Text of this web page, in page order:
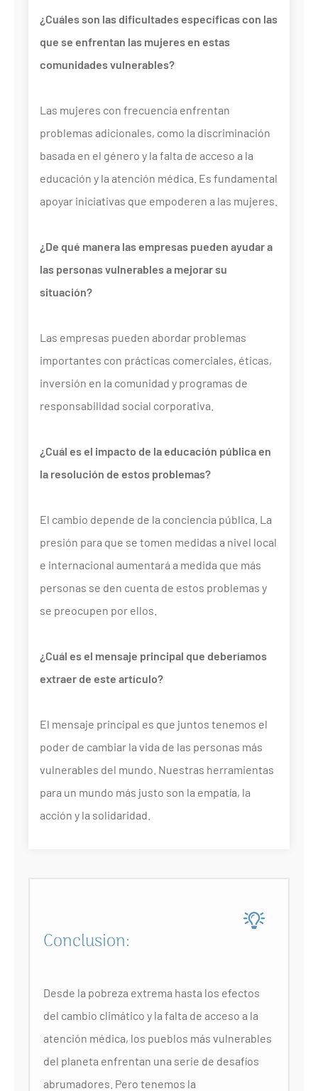
¿Cuáles son las dificultades específicas con las
que se enfrentan las mujeres en estas
comunidades vulnerables?
Las mujeres con frecuencia enfrentan
problemas adicionales, como la discriminación
basada en el género y la falta de acceso a la
educación y la atención médica. Es fundamental
apoyar iniciativas que empoderen a las mujeres.
¿De qué manera las empresas pueden ayudar a
las personas vulnerables a mejorar su
situación?
Las empresas pueden abordar problemas
importantes con prácticas comerciales, éticas,
inversión en la comunidad y programas de
responsabilidad social corporativa.
¿Cuál es el impacto de la educación pública en
la resolución de estos problemas?
El cambio depende de la conciencia pública. La
presión para que se tomen medidas a nivel local
e internacional aumentará a medida que más
personas se den cuenta de estos problemas y
se preocupen por ellos.
¿Cuál es el mensaje principal que deberíamos
extraer de este artículo?
El mensaje principal es que juntos tenemos el
poder de cambiar la vida de las personas más
vulnerables del mundo. Nuestras herramientas
para un mundo más justo son la empatía, la
acción y la solidaridad.
Conclusion:
Desde la pobreza extrema hasta los efectos
del cambio climático y la falta de acceso a la
atención médica, los pueblos más vulnerables
del planeta enfrentan una serie de desafíos
abrumadores. Pero tenemos la